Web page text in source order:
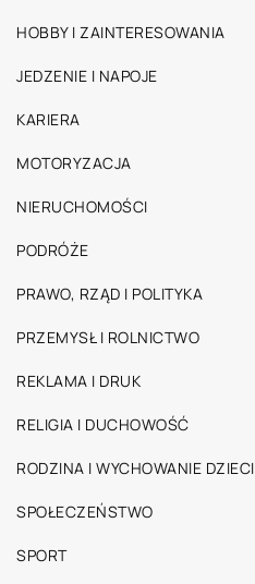
HOBBY I ZAINTERESOWANIA
JEDZENIE I NAPOJE
KARIERA
MOTORYZACJA
NIERUCHOMOŚCI
PODRÓŻE
PRAWO, RZĄD I POLITYKA
PRZEMYSŁ I ROLNICTWO
REKLAMA I DRUK
RELIGIA I DUCHOWOŚĆ
RODZINA I WYCHOWANIE DZIECI
SPOŁECZEŃSTWO
SPORT